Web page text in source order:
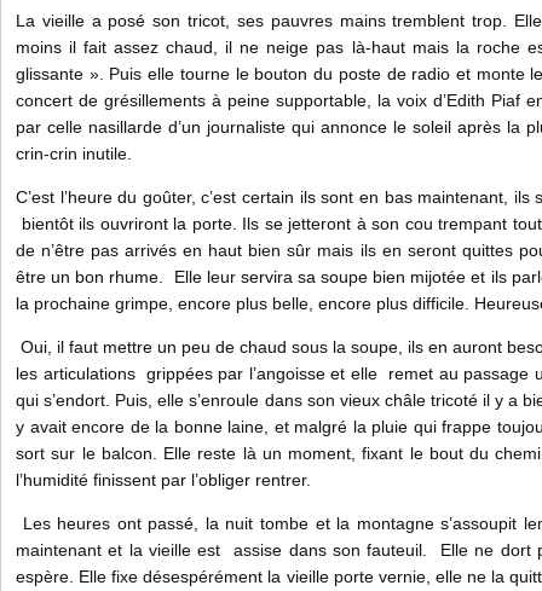
La vieille a posé son tricot, ses pauvres mains tremblent trop.
moins il fait assez chaud, il ne neige pas là-haut mais la roche
glissante ». Puis elle tourne le bouton du poste de radio et monte
concert de grésillements à peine supportable, la voix d’Edith Piaf
par celle nasillarde d’un journaliste qui annonce le soleil après la
crin-crin inutile.
C’est l’heure du goûter, c’est certain ils sont en bas maintenant,
bientôt ils ouvriront la porte. Ils se jetteront à son cou trempant
de n’être pas arrivés en haut bien sûr mais ils en seront quittes
être un bon rhume. Elle leur servira sa soupe bien mijotée et ils
la prochaine grimpe, encore plus belle, encore plus difficile.
Oui, il faut mettre un peu de chaud sous la soupe, ils en auront
les articulations grippées par l’angoisse et elle remet au passage
qui s’endort. Puis, elle s’enroule dans son vieux châle tricoté il y a
y avait encore de la bonne laine, et malgré la pluie qui frappe
sort sur le balcon. Elle reste là un moment, fixant le bout du
l’humidité finissent par l’obliger rentrer.
Les heures ont passé, la nuit tombe et la montagne s’assoupit
maintenant et la vieille est assise dans son fauteuil. Elle ne dort
espère. Elle fixe désespérément la vieille porte vernie, elle ne la